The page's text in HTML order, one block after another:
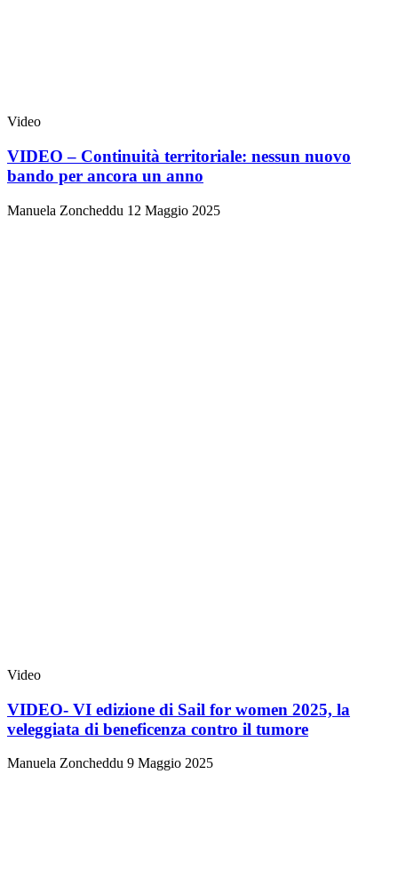
Video
VIDEO – Continuità territoriale: nessun nuovo
bando per ancora un anno
Manuela Zoncheddu 12 Maggio 2025
Video
VIDEO- VI edizione di Sail for women 2025, la
veleggiata di beneficenza contro il tumore
Manuela Zoncheddu 9 Maggio 2025